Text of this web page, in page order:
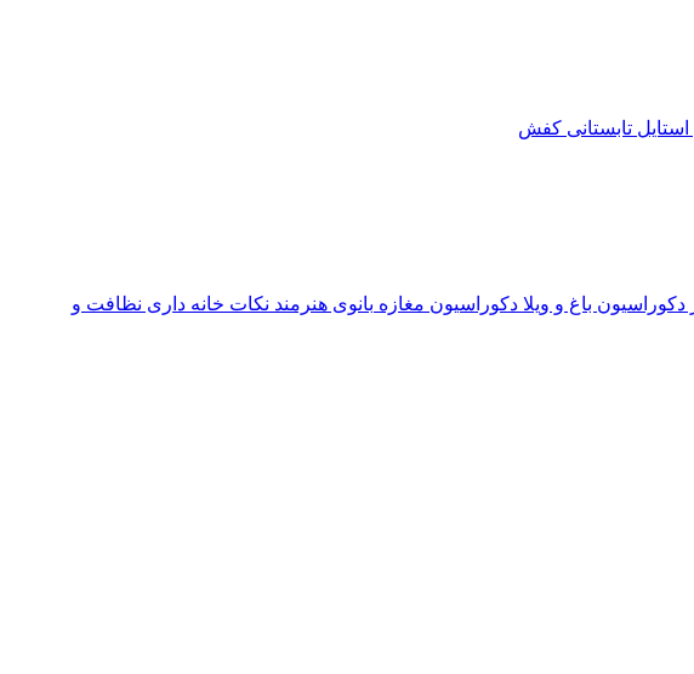
استایل تابستانی کفش
دکوراسیون باغ و ویلا دکوراسیون مغازه بانوی هنرمند نکات خانه داری نظافت و